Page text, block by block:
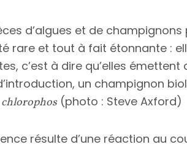
d’algues et de champignons
rare et tout à fait étonnante :
c’est à dire qu’elles émettent
un champignon
(photo : Steve Axford)
résulte d’une réaction au